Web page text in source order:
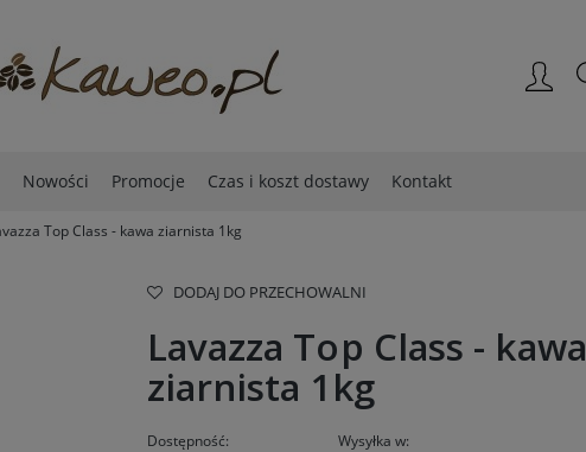
Nowości Promocje Czas i koszt dostawy Kontakt
Top Class - kawa ziarnista 1kg
DODAJ DO PRZECHOWALNI
Lavazza Top Class - kawa
ziarnista 1kg
Dostępność:
Wysyłka w: